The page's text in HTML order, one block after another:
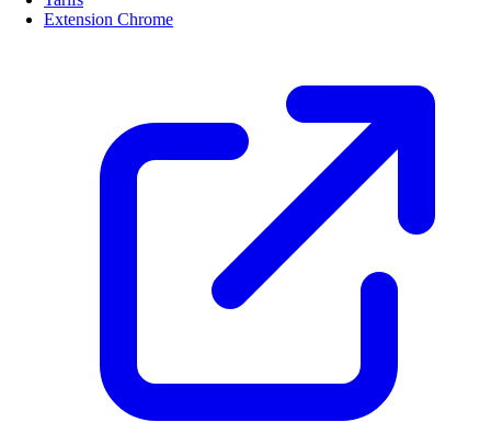
Extension Chrome